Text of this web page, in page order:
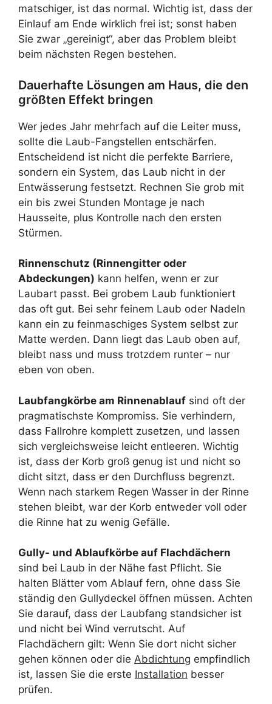
matschiger, ist das normal. Wichtig ist, dass der
Einlauf am Ende wirklich frei ist; sonst haben
Sie zwar „gereinigt“, aber das Problem bleibt
beim nächsten Regen bestehen.
Dauerhafte Lösungen am Haus, die den
größten Effekt bringen
Wer jedes Jahr mehrfach auf die Leiter muss,
sollte die Laub-Fangstellen entschärfen.
Entscheidend ist nicht die perfekte Barriere,
sondern ein System, das Laub nicht in der
Entwässerung festsetzt. Rechnen Sie grob mit
ein bis zwei Stunden Montage je nach
Hausseite, plus Kontrolle nach den ersten
Stürmen.
Rinnenschutz (Rinnengitter oder
Abdeckungen) kann helfen, wenn er zur
Laubart passt. Bei grobem Laub funktioniert
das oft gut. Bei sehr feinem Laub oder Nadeln
kann ein zu feinmaschiges System selbst zur
Matte werden. Dann liegt das Laub oben auf,
bleibt nass und muss trotzdem runter – nur
eben von oben.
Laubfangkörbe am Rinnenablauf sind oft der
pragmatischste Kompromiss. Sie verhindern,
dass Fallrohre komplett zusetzen, und lassen
sich vergleichsweise leicht entleeren. Wichtig
ist, dass der Korb groß genug ist und nicht so
dicht sitzt, dass er den Durchfluss begrenzt.
Wenn nach starkem Regen Wasser in der Rinne
stehen bleibt, war der Korb entweder voll oder
die Rinne hat zu wenig Gefälle.
Gully- und Ablaufkörbe auf Flachdächern
sind bei Laub in der Nähe fast Pflicht. Sie
halten Blätter vom Ablauf fern, ohne dass Sie
ständig den Gullydeckel öffnen müssen. Achten
Sie darauf, dass der Laubfang standsicher ist
und nicht bei Wind verrutscht. Auf
Flachdächern gilt: Wenn Sie dort nicht sicher
gehen können oder die Abdichtung empfindlich
ist, lassen Sie die erste Installation besser
prüfen.